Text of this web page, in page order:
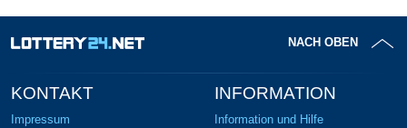
NACH OBEN
KONTAKT
Impressum
INFORMATION
Information und Hilfe